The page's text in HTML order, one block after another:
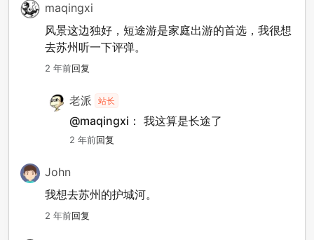
maqingxi
风景这边独好，短途游是家庭出游的首选，我很想
去苏州听一下评弹。
2 年前回复
老派 站长
@maqingxi： 我这算是长途了
2 年前回复
John
我想去苏州的护城河。
2 年前回复